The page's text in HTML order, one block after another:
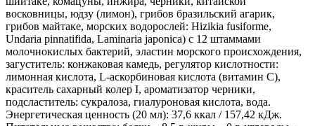
восковницы, юдзу (лимон), грибов бразильский агарик,
грибов майтаке, морских водорослей: Hizikia fusiforme,
Undaria pinnatifida, Laminaria japonica) с 12 штаммами
молочнокислых бактерий, эластин морского происхождения,
загуститель: конжаковая камедь, регулятор кислотности:
лимонная кислота, L-аскорбиновая кислота (витамин С),
краситель сахарный колер I, ароматизатор черники,
подсластитель: сукралоза, гиалуроновая кислота, вода.
Энергетическая ценность (20 мл): 37,6 ккал / 157,42 кДж.